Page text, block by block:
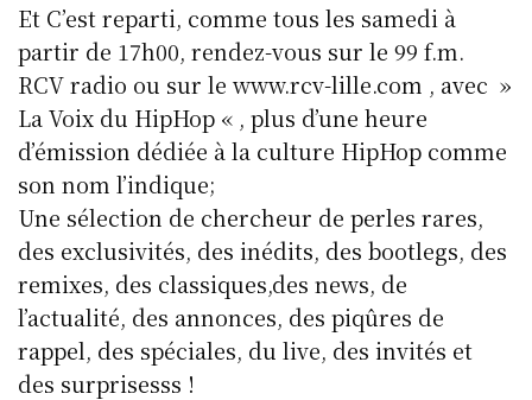
Et C’est reparti, comme tous les samedi à
partir de 17h00, rendez-vous sur le 99 f.m.
RCV radio ou sur le www.rcv-lille.com , avec »
La Voix du HipHop « , plus d’une heure
d’émission dédiée à la culture HipHop comme
son nom l’indique;
Une sélection de chercheur de perles rares,
des exclusivités, des inédits, des bootlegs, des
remixes, des classiques,des news, de
l’actualité, des annonces, des piqûres de
rappel, des spéciales, du live, des invités et
des surprisesss !